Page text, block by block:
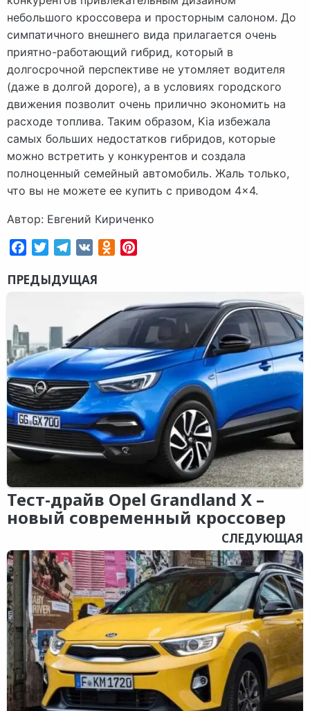
небольшого кроссовера и просторным салоном. До
симпатичного внешнего вида прилагается очень
приятно-работающий гибрид, который в
долгосрочной перспективе не утомляет водителя
(даже в долгой дороге), а в условиях городского
движения позволит очень прилично экономить на
расходе топлива. Таким образом, Kia избежала
самых больших недостатков гибридов, которые
можно встретить у конкурентов и создала
полноценный семейный автомобиль. Жаль только,
что вы не можете ее купить с приводом 4×4.
Автор: Евгений Кириченко
FacebookTwitterTelegram
VK Odnoklassniki
ПРЕДЫДУЩАЯ
Тест-драйв Opel Grandland X –
новый современный кроссовер
СЛЕДУЮЩАЯ